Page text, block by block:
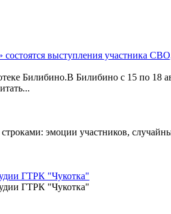
выступления участника
Билибино.В Билибино с 15 по 18
эмоции участников,
ГТРК "Чукотка"
ГТРК "Чукотка"